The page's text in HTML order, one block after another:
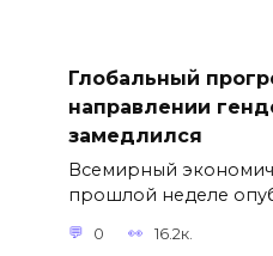
Глобальный
направлении
замедлился
Всемирный
прошлой неделе
0 16.2к.